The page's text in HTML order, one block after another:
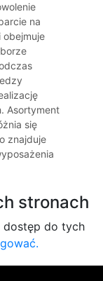
na
obejmuje
Asortyment
się
znajduje
stronach
dostęp do tych